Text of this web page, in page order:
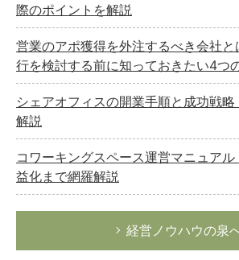
際のポイントを解説
営業のアポ獲得を外注するべき会社
行を検討する前に知っておきたい4つ
シェアオフィスの開業手順と成功戦
解説
コワーキングスペース運営マニュア
益化まで網羅解説
経営ノウハウの泉